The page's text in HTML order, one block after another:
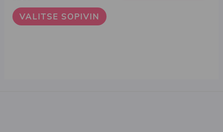
VALITSE SOPIVIN
valinnat
tuotteen